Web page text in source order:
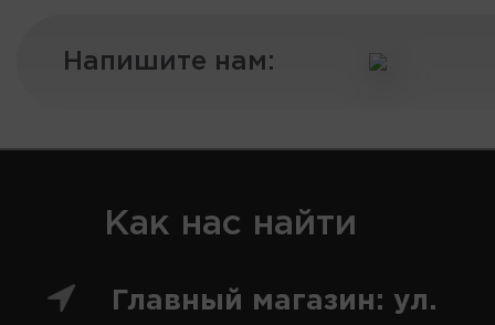
Напишите нам:
Как нас найти
Главный магазин: ул.